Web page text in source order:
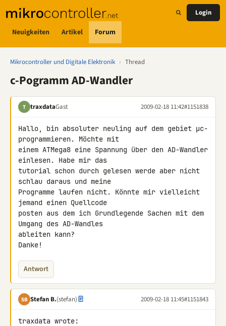
Neuigkeiten Artikel Forum
Login
Mikrocontroller und Digitale Elektronik › Thread
c-Pogramm AD-Wandler
T traxdataGast 2009-02-18 11:42#1151838
Hallo, bin absoluter neuling auf dem gebiet µc-
programmieren. Möchte mit
einem ATMega8 eine Spannung über den AD-Wandler
einlesen. Habe mir das
tutorial schon durch gelesen werde aber nicht
schlau daraus und meine
Programme laufen nicht. Könnte mir vielleicht
jemand einen Quellcode
posten aus dem ich Grundlegende Sachen mit dem
Umgang des AD-Wandles
ableiten kann?
Danke!
Antwort
SB Stefan B.(stefan) 2009-02-18 11:45#1151843